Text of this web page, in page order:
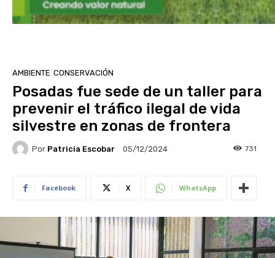
AMBIENTE CONSERVACIÓN
Posadas fue sede de un taller para
prevenir el tráfico ilegal de vida
silvestre en zonas de frontera
Por Patricia Escobar 05/12/2024 731
Facebook X WhatsApp